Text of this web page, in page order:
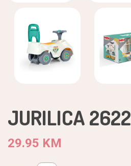
JURILICA 2622
29.95 KM